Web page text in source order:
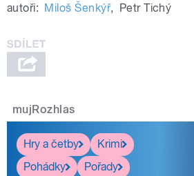
autoři: Miloš Šenkýř, Petr Tichý
mujRozhlas
Hry a četby
Krimi
Pohádky
Pořady